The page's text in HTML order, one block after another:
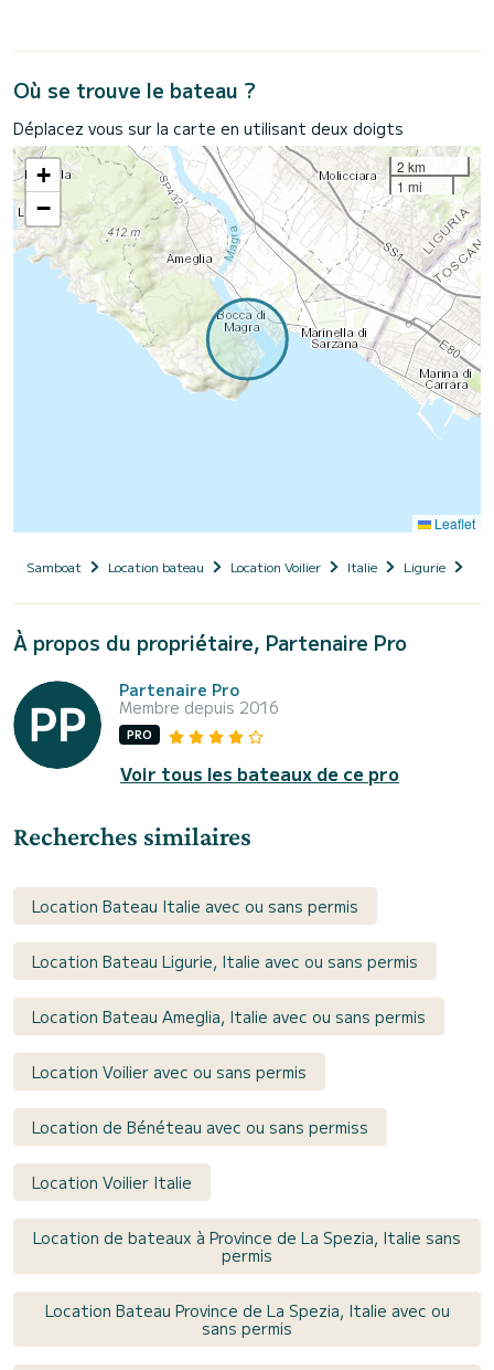
Où se trouve le bateau ?
Déplacez vous sur la carte en utilisant deux doigts
+
−
2 km
1 mi
Leaflet
Samboat Location bateau Location Voilier Italie Ligurie
À propos du propriétaire, Partenaire Pro
Partenaire Pro
Membre depuis 2016
PRO
Voir tous les bateaux de ce pro
Recherches similaires
Location Bateau Italie avec ou sans permis
Location Bateau Ligurie, Italie avec ou sans permis
Location Bateau Ameglia, Italie avec ou sans permis
Location Voilier avec ou sans permis
Location de Bénéteau avec ou sans permiss
Location Voilier Italie
Location de bateaux à Province de La Spezia, Italie sans
permis
Location Bateau Province de La Spezia, Italie avec ou
sans permis